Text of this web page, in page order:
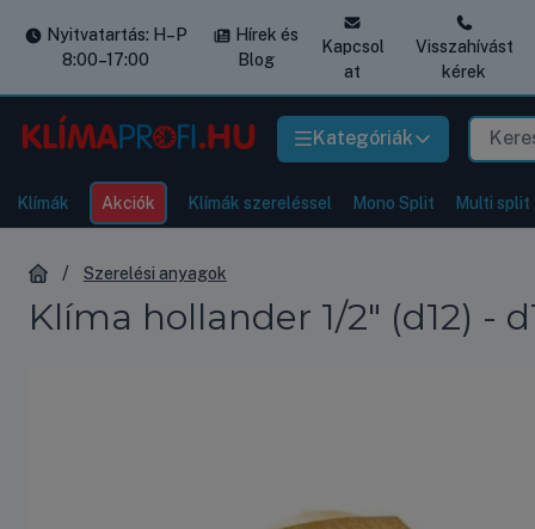
Kategóriák
Nyitvatartás: H–P
8:00–17:00
Hírek és
Blog
Kapcsol
at
Visszahívást
kérek
Klímák Akciók Klímák szereléssel Mono Split Multi split
Szerelési anyagok
Klíma hollander 1/2" (d12) -